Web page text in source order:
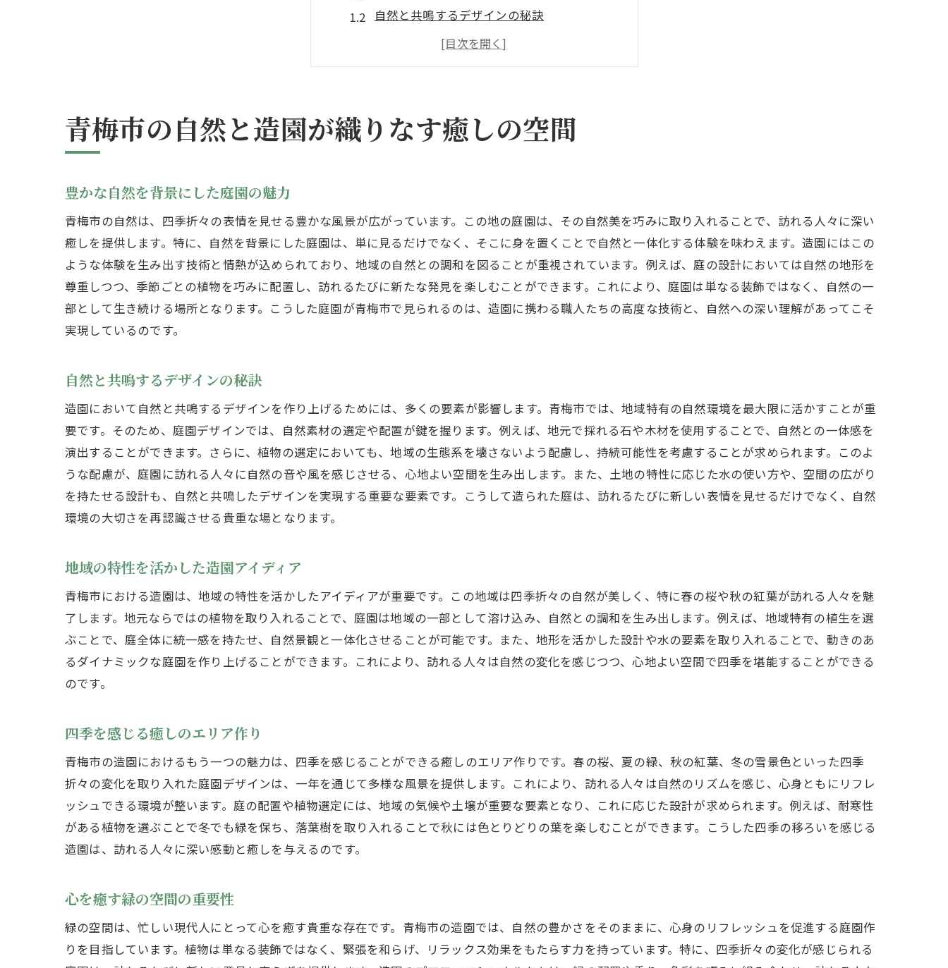
自然と共鳴するデザインの秘訣
地域の特性を活かした造園アイディア
四季を感じる癒しのエリア作り
青梅市の自然に溶け込む庭園の特徴
造園技術がもたらす青梅市の四季折々の魅力
秋の紅葉が魅せる彩りの世界
冬景色と造園の美しい競演
季節ごとの庭園メンテナンスのポイント
四季の移ろいを楽しむための造園技術
青梅市での造園芸術が描く自然との共鳴
造園における自然素材の活用法
青梅市の風土を取り入れた庭園作り
造園芸術と地元の自然環境の相互作用
造園が創り出す青梅市の心安らぐ庭園
造園とメンタルヘルスの関係性
青梅市の庭園が持つ癒しの力
青梅市ならではの自然を活かした造園の魅力
地形を活かした造園の工夫
青梅市の風景を映した造園の魅力
地域の自然素材を使用した庭園デザイン
豊かな自然と調和する青梅市の造園デザイン
環境を尊重する庭園の設計哲学
造園における自然との一体感の追求
青梅市の自然と造園が織りなす癒しの空間
豊かな自然を背景にした庭園の魅力
青梅市の自然は、四季折々の表情を見せる豊かな風景が広がっています。この地の庭園は、その自然美を巧みに取り入れることで、訪れる人々に深い
癒しを提供します。特に、自然を背景にした庭園は、単に見るだけでなく、そこに身を置くことで自然と一体化する体験を味わえます。造園にはこの
ような体験を生み出す技術と情熱が込められており、地域の自然との調和を図ることが重視されています。例えば、庭の設計においては自然の地形を
尊重しつつ、季節ごとの植物を巧みに配置し、訪れるたびに新たな発見を楽しむことができます。これにより、庭園は単なる装飾ではなく、自然の一
部として生き続ける場所となります。こうした庭園が青梅市で見られるのは、造園に携わる職人たちの高度な技術と、自然への深い理解があってこそ
実現しているのです。
自然と共鳴するデザインの秘訣
造園において自然と共鳴するデザインを作り上げるためには、多くの要素が影響します。青梅市では、地域特有の自然環境を最大限に活かすことが重
要です。そのため、庭園デザインでは、自然素材の選定や配置が鍵を握ります。例えば、地元で採れる石や木材を使用することで、自然との一体感を
演出することができます。さらに、植物の選定においても、地域の生態系を壊さないよう配慮し、持続可能性を考慮することが求められます。このよ
うな配慮が、庭園に訪れる人々に自然の音や風を感じさせる、心地よい空間を生み出します。また、土地の特性に応じた水の使い方や、空間の広がり
を持たせる設計も、自然と共鳴したデザインを実現する重要な要素です。こうして造られた庭は、訪れるたびに新しい表情を見せるだけでなく、自然
環境の大切さを再認識させる貴重な場となります。
地域の特性を活かした造園アイディア
青梅市における造園は、地域の特性を活かしたアイディアが重要です。この地域は四季折々の自然が美しく、特に春の桜や秋の紅葉が訪れる人々を魅
了します。地元ならではの植物を取り入れることで、庭園は地域の一部として溶け込み、自然との調和を生み出します。例えば、地域特有の植生を選
ぶことで、庭全体に統一感を持たせ、自然景観と一体化させることが可能です。また、地形を活かした設計や水の要素を取り入れることで、動きのあ
るダイナミックな庭園を作り上げることができます。これにより、訪れる人々は自然の変化を感じつつ、心地よい空間で四季を堪能することができる
のです。
四季を感じる癒しのエリア作り
青梅市の造園におけるもう一つの魅力は、四季を感じることができる癒しのエリア作りです。春の桜、夏の緑、秋の紅葉、冬の雪景色といった四季
折々の変化を取り入れた庭園デザインは、一年を通じて多様な風景を提供します。これにより、訪れる人々は自然のリズムを感じ、心身ともにリフレ
ッシュできる環境が整います。庭の配置や植物選定には、地域の気候や土壌が重要な要素となり、これに応じた設計が求められます。例えば、耐寒性
がある植物を選ぶことで冬でも緑を保ち、落葉樹を取り入れることで秋には色とりどりの葉を楽しむことができます。こうした四季の移ろいを感じる
造園は、訪れる人々に深い感動と癒しを与えるのです。
心を癒す緑の空間の重要性
緑の空間は、忙しい現代人にとって心を癒す貴重な存在です。青梅市の造園では、自然の豊かさをそのままに、心身のリフレッシュを促進する庭園作
りを目指しています。植物は単なる装飾ではなく、緊張を和らげ、リラックス効果をもたらす力を持っています。特に、四季折々の変化が感じられる